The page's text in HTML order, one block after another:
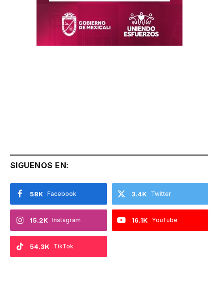
SIGUENOS EN:
Facebook
58K Twitter
3.4K
Instagram
15.2K YouTube
16.1K
TikTok
54.3K